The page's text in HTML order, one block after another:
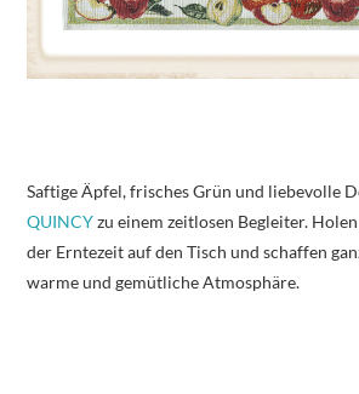
Saftige Äpfel, frisches Grün und liebevolle
QUINCYzu einem zeitlosen Begleiter.
der Erntezeit auf den Tisch und schaffen
warme und gemütliche Atmosphäre.